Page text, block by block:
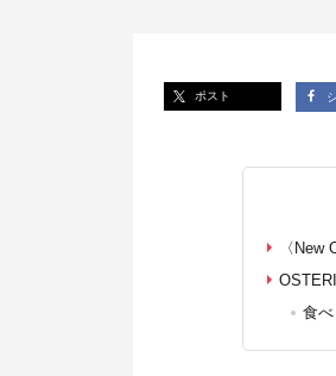
ポスト
〈New
食